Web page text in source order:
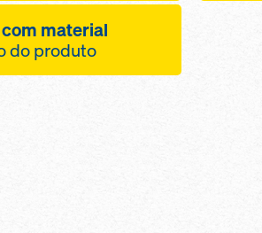
custos!
significa
economia de
material
do produto